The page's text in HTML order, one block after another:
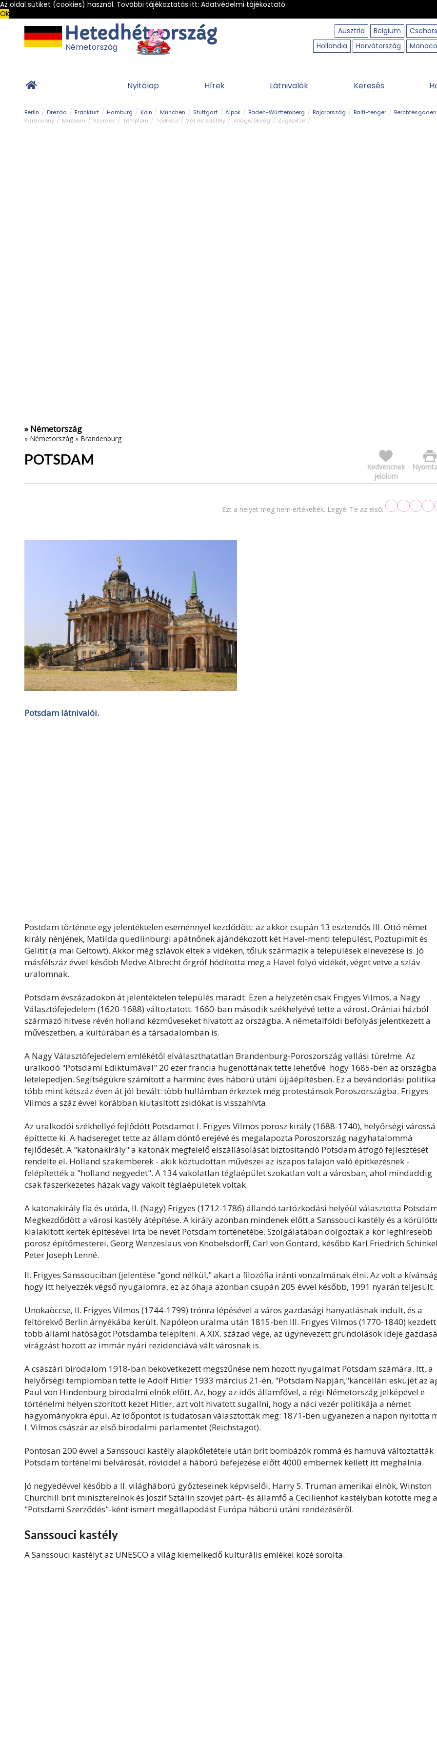
Az oldal sütiket (cookies) használ. További tájékoztatás itt: Adatvédelmi tájékoztató
Ok
Ausztria
Belgium
Hollandia
Horvátország Monaco
Németország
Nyitólap Hírek Látnivalók Keresés
Berlin Drezda Frankfurt Hamburg Köln München Stuttgart Alpok Baden-Württemberg Bajorország Balti-tenger
Berchtesgaden
Karácsony
Múzeum Szurdok Templom Toplista Vár és kastély Világörökség Zugspitze
» Németország
» Németország » Brandenburg
POTSDAM
Kedvencnek
jelölöm
Ezt a helyet még nem értékelték. Legyél Te az első:
Potsdam látnivalói.
Postdam története egy jelentéktelen eseménnyel kezdődött: az akkor csupán 13 esztendős III. Ottó német
király nénjének, Matilda quedlinburgi apátnőnek ajándékozott két Havel-menti települést, Poztupimit és
Gelitit (a mai Geltowt). Akkor még szlávok éltek a vidéken, tőlük származik a települések elnevezése is. Jó
másfélszáz évvel később Medve Albrecht őrgróf hódította meg a Havel folyó vidékét, véget vetve a szláv
uralomnak.
Potsdam évszázadokon át jelentéktelen település maradt. Ezen a helyzetén csak Frigyes Vilmos, a Nagy
Választófejedelem (1620-1688) változtatott. 1660-ban második székhelyévé tette a várost. Orániai házból
származó hitvese révén holland kézműveseket hivatott az országba. A németalföldi befolyás jelentkezett a
művészetben, a kultúrában és a társadalomban is.
A Nagy Választófejedelem emlékétől elválaszthatatlan Brandenburg-Poroszország vallási türelme. Az
uralkodó "Potsdami Ediktumával" 20 ezer francia hugenottának tette lehetővé. hogy 1685-ben az
letelepedjen. Segítségükre számított a harminc éves háború utáni újjáépítésben. Ez a bevándorlási politika
több mint kétszáz éven át jól bevált: több hullámban érkeztek még protestánsok Poroszországba. Frigyes
Vilmos a száz évvel korábban kiutasított zsidókat is visszahívta.
Az uralkodói székhellyé fejlődött Potsdamot I. Frigyes Vilmos porosz király (1688-1740), helyőrségi várossá
építtette ki. A hadsereget tette az állam döntő erejévé és megalapozta Poroszország nagyhatalommá
fejlődését. A "katonakirály" a katonák megfelelő elszállásolását biztosítandó Potsdam átfogó fejlesztését
rendelte el. Holland szakemberek - akik köztudottan művészei az iszapos talajon való építkezésnek -
felépítették a "holland negyedet". A 134 vakolatlan téglaépület szokatlan volt a városban, ahol mindaddig
csak faszerkezetes házak vagy vakolt téglaépületek voltak.
A katonakirály fia és utóda, II. (Nagy) Frigyes (1712-1786) állandó tartózkodási helyéül választotta
Megkezdődött a városi kastély átépítése. A király azonban mindenek előtt a Sanssouci kastély és a
kialakított kertek építésével írta be nevét Potsdam történetébe. Szolgálatában dolgoztak a kor leghíresebb
porosz építőmesterei, Georg Wenzeslaus von Knobelsdorff, Carl von Gontard, később Karl Friedrich
Peter Joseph Lenné.
II. Frigyes Sanssouciban (jelentése "gond nélkül," akart a filozófia iránti vonzalmának élni. Az volt a
hogy itt helyezzék végső nyugalomra, ez az óhaja azonban csupán 205 évvel később, 1991 nyarán teljesült.
Unokaöccse, II. Frigyes Vilmos (1744-1799) trónra lépésével a város gazdasági hanyatlásnak indult, és a
feltörekvő Berlin árnyékába került. Napóleon uralma után 1815-ben III. Frigyes Vilmos (1770-1840) kezdett
több állami hatóságot Potsdamba telepíteni. A XIX. század vége, az úgynevezett gründolások ideje
virágzást hozott az immár nyári rezidenciává vált városnak is.
A császári birodalom 1918-ban bekövetkezett megszűnése nem hozott nyugalmat Potsdam számára. Itt, a
helyőrségi templomban tette le Adolf Hitler 1933 március 21-én, "Potsdam Napján,"kancellári esküjét az
Paul von Hindenburg birodalmi elnök előtt. Az, hogy az idős államfővel, a régi Németország jelképével e
történelmi helyen szorított kezet Hitler, azt volt hivatott sugallni, hogy a náci vezér politikája a német
hagyományokra épül. Az időpontot is tudatosan választották meg: 1871-ben ugyanezen a napon nyitotta
I. Vilmos császár az első birodalmi parlamentet (Reichstagot).
Pontosan 200 évvel a Sanssouci kastély alapkőletétele után brit bombázók rommá és hamuvá változtatták
Potsdam történelmi belvárosát, röviddel a háború befejezése előtt 4000 embernek kellett itt meghalnia.
Jó negyedévvel később a II. világháború győzteseinek képviselői, Harry S. Truman amerikai elnök, Winston
Churchill brit miniszterelnök és Joszif Sztálin szovjet párt- és államfő a Cecilienhof kastélyban kötötte meg a
"Potsdami Szerződés"-ként ismert megállapodást Európa háború utáni rendezéséről.
Sanssouci kastély
A Sanssouci kastélyt az UNESCO a világ kiemelkedő kulturális emlékei közé sorolta.